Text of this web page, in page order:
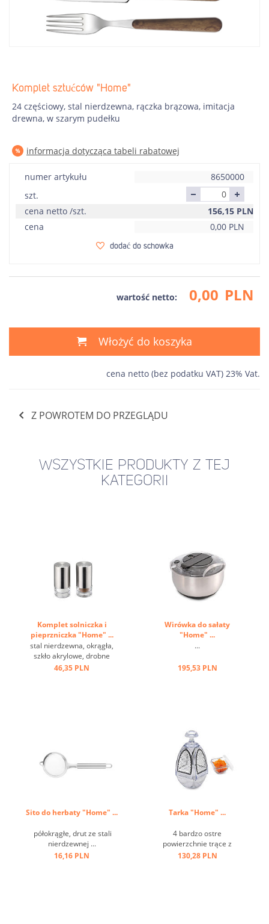
Komplet sztućców "Home"
24 częściowy, stal nierdzewna, rączka brązowa, imitacja
drewna, w szarym pudełku
informacja dotycząca tabeli rabatowej
numer artykułu
8650000
szt.
cena netto /szt.
156,15 PLN
cena
0,00 PLN
dodać do schowka
wartość netto: 0,00 PLN
Włożyć do koszyka
cena netto (bez podatku VAT) 23% Vat.
Z POWROTEM DO PRZEGLĄDU
WSZYSTKIE PRODUKTY Z TEJ
KATEGORII
Komplet solniczka i
pieprzniczka "Home" ...
stal nierdzewna, okrągła,
szkło akrylowe, drobne
dziurki ...
46,35 PLN
Wirówka do sałaty
"Home" ...
...
195,53 PLN
Sito do herbaty "Home" ...
półokrągłe, drut ze stali
nierdzewnej ...
16,16 PLN
Tarka "Home" ...
4 bardzo ostre
powierzchnie trące z
pojemnikiem ...
130,28 PLN